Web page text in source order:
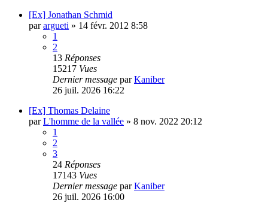
[Ex] Jonathan Schmid
parargueti » 14 févr. 2012 8:58
1
2
13 Réponses
15217 Vues
Dernier message parKaniber
26 juil. 2026 16:22
[Ex] Thomas Delaine
parL'homme de la vallée » 8 nov. 2022 20:12
1
2
3
24 Réponses
17143 Vues
Dernier message parKaniber
26 juil. 2026 16:00